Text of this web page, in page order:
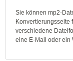
Sie können mp2-
Konvertierungsseite
verschiedene
eine E-Mail oder ein